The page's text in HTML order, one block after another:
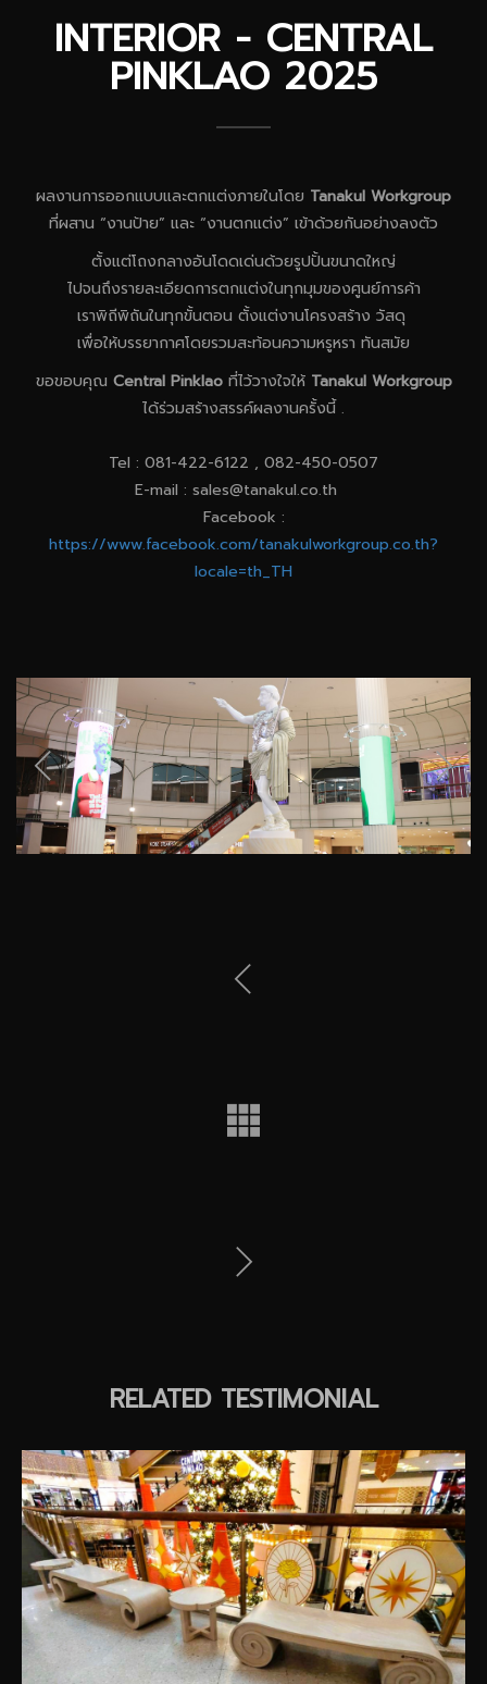
INTERIOR - CENTRAL
PINKLAO 2025
ผลงานการออกแบบและตกแต่งภายในโดย Tanakul Workgroup
ที่ผสาน “งานป้าย” และ “งานตกแต่ง” เข้าด้วยกันอย่างลงตัว
ตั้งแต่โถงกลางอันโดดเด่นด้วยรูปปั้นขนาดใหญ่
ไปจนถึงรายละเอียดการตกแต่งในทุกมุมของศูนย์การค้า
เราพิถีพิถันในทุกขั้นตอน ตั้งแต่งานโครงสร้าง วัสดุ
เพื่อให้บรรยากาศโดยรวมสะท้อนความหรูหรา ทันสมัย
ขอขอบคุณ Central Pinklaoที่ไว้วางใจให้ Tanakul Workgroup
ได้ร่วมสร้างสรรค์ผลงานครั้งนี้ .
Tel : 081-422-6122 , 082-450-0507
E-mail : sales@tanakul.co.th
Facebook :
https://www.facebook.com/tanakulworkgroup.co.th?
locale=th_TH
RELATED TESTIMONIAL